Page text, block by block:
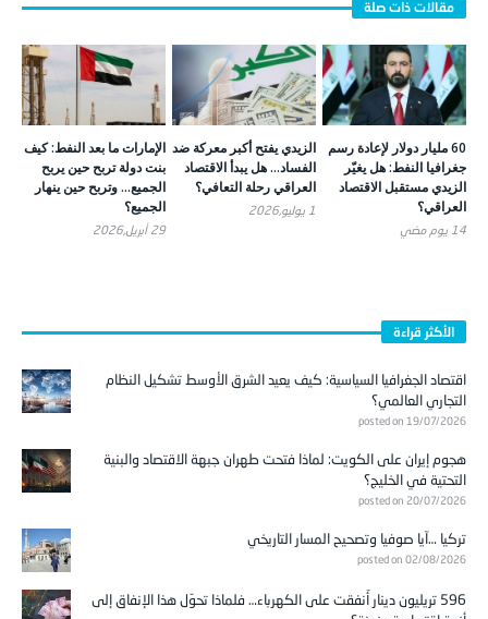
60 مليار دولار لإعادة رسم
جغرافيا النفط: هل يغيّر
الزيدي مستقبل الاقتصاد
العراقي؟
14 يوم ‎مضي
الزيدي يفتح أكبر معركة ضد
الفساد… هل يبدأ الاقتصاد
العراقي رحلة التعافي؟
1 يوليو,2026
الإمارات ما بعد النفط: كيف
بنت دولة تربح حين يربح
الجميع… وتربح حين ينهار
الجميع؟
29 أبريل,2026
الأكثر قراءة
اقتصاد الجغرافيا السياسية: كيف يعيد الشرق الأوسط تشكيل النظام
التجاري العالمي؟
posted on 19/07/2026
هجوم إيران على الكويت: لماذا فتحت طهران جبهة الاقتصاد والبنية
التحتية في الخليج؟
posted on 20/07/2026
تركيا …آيا صوفيا وتصحيح المسار التاريخي
posted on 02/08/2026
596 تريليون دينار أُنفقت على الكهرباء… فلماذا تحوّل هذا الإنفاق إلى